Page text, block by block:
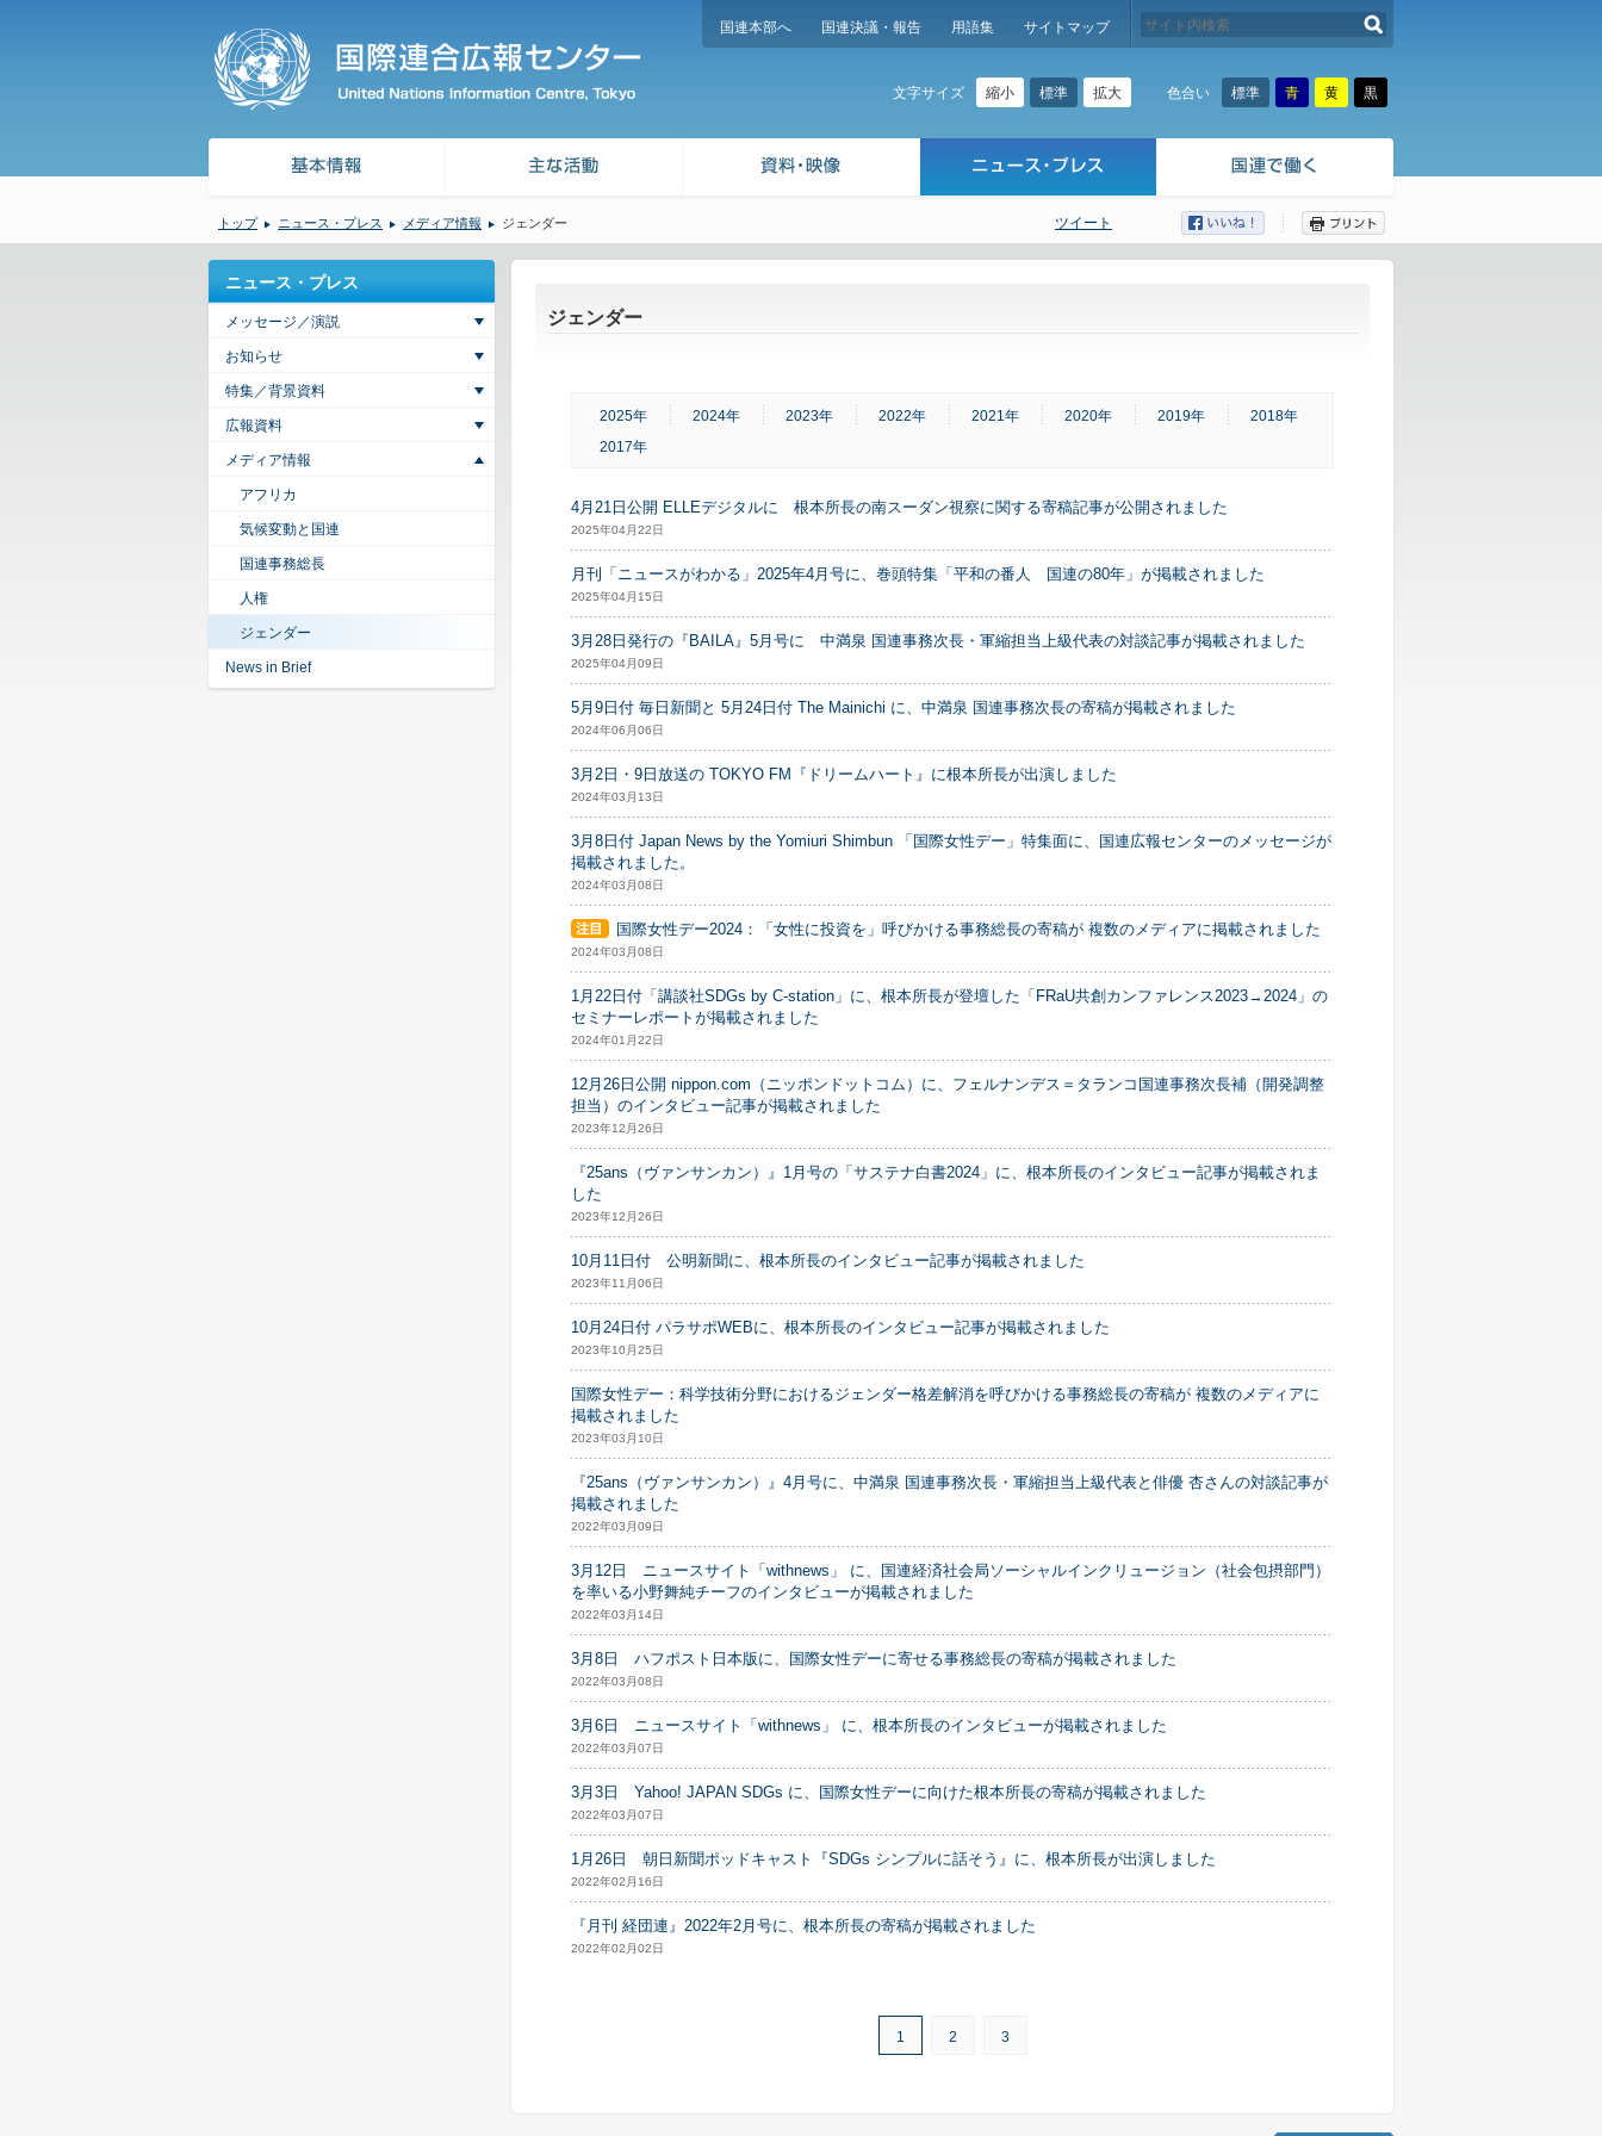
国連本部へ 国連決議・報告 用語集 サイトマップ
文字サイズ 縮小 標準 拡大 色合い 標準 青 黄 黒
トップ ニュース・プレス メディア情報 ジェンダー ツイート
ジェンダー
2025年 2024年 2023年 2022年 2021年 2020年 2019年
2018年
2017年
4月21日公開 ELLEデジタルに 根本所長の南スーダン視察に関する寄稿記事が公開されました
2025年04月22日
月刊「ニュースがわかる」2025年4月号に、巻頭特集「平和の番人 国連の80年」が掲載されました
2025年04月15日
3月28日発行の『BAILA』5月号に 中満泉 国連事務次長・軍縮担当上級代表の対談記事が掲載されました
2025年04月09日
5月9日付 毎日新聞と 5月24日付 The Mainichi に、中満泉 国連事務次長の寄稿が掲載されました
2024年06月06日
3月2日・9日放送の TOKYO FM『ドリームハート』に根本所長が出演しました
2024年03月13日
3月8日付 Japan News by the Yomiuri Shimbun 「国際女性デー」特集面に、国連広報センターのメッセージが
掲載されました。
2024年03月08日
国際女性デー2024：「女性に投資を」呼びかける事務総長の寄稿が 複数のメディアに掲載されました
2024年03月08日
1月22日付「講談社SDGs by C-station」に、根本所長が登壇した「FRaU共創カンファレンス2023→2024」の
セミナーレポートが掲載されました
2024年01月22日
12月26日公開 nippon.com（ニッポンドットコム）に、フェルナンデス＝タランコ国連事務次長補（開発調整
担当）のインタビュー記事が掲載されました
2023年12月26日
『25ans（ヴァンサンカン）』1月号の「サステナ白書2024」に、根本所長のインタビュー記事が掲載されま
した
2023年12月26日
10月11日付 公明新聞に、根本所長のインタビュー記事が掲載されました
2023年11月06日
10月24日付 パラサポWEBに、根本所長のインタビュー記事が掲載されました
2023年10月25日
国際女性デー：科学技術分野におけるジェンダー格差解消を呼びかける事務総長の寄稿が 複数のメディアに
掲載されました
2023年03月10日
『25ans（ヴァンサンカン）』4月号に、中満泉 国連事務次長・軍縮担当上級代表と俳優 杏さんの対談記事が
掲載されました
2022年03月09日
3月12日 ニュースサイト「withnews」 に、国連経済社会局ソーシャルインクリュージョン（社会包摂部門）
を率いる小野舞純チーフのインタビューが掲載されました
2022年03月14日
3月8日 ハフポスト日本版に、国際女性デーに寄せる事務総長の寄稿が掲載されました
2022年03月08日
3月6日 ニュースサイト「withnews」 に、根本所長のインタビューが掲載されました
2022年03月07日
3月3日 Yahoo! JAPAN SDGs に、国際女性デーに向けた根本所長の寄稿が掲載されました
2022年03月07日
1月26日 朝日新聞ポッドキャスト『SDGs シンプルに話そう』に、根本所長が出演しました
2022年02月16日
『月刊 経団連』2022年2月号に、根本所長の寄稿が掲載されました
2022年02月02日
1 2 3
ニュース・プレス
メッセージ／演説
お知らせ
特集／背景資料
広報資料
メディア情報
アフリカ
気候変動と国連
国連事務総長
人権
ジェンダー
News in Brief